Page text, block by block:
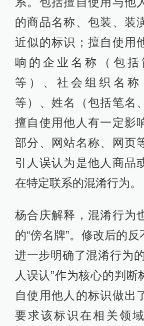
的商品名称、包装、装
近似的标识；擅自使用
响的企业名称（包括
等）、社会组织名称
等）、姓名（包括笔名
擅自使用他人有一定影
部分、网站名称、网页
引人误认为是他人商品
在特定联系的混淆行为。
杨合庆解释，混淆行为
的“傍名牌”。修改后的
进一步明确了混淆行为的
人误认”作为核心的判断
自使用他人的标识做出
要求该标识在相关领